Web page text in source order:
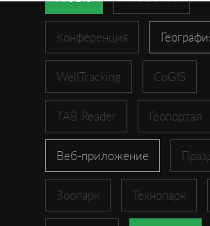
Конференция
WellTracking CoGIS
TAB Reader Геопортал
Веб-приложение
Зоопарк Технопарк